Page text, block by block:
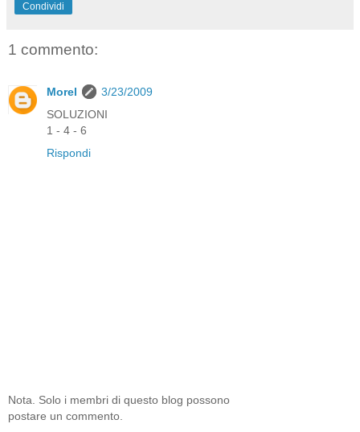
Condividi
1 commento:
Morel
3/23/2009
SOLUZIONI
1 - 4 - 6
Rispondi
Nota. Solo i membri di questo blog possono
postare un commento.